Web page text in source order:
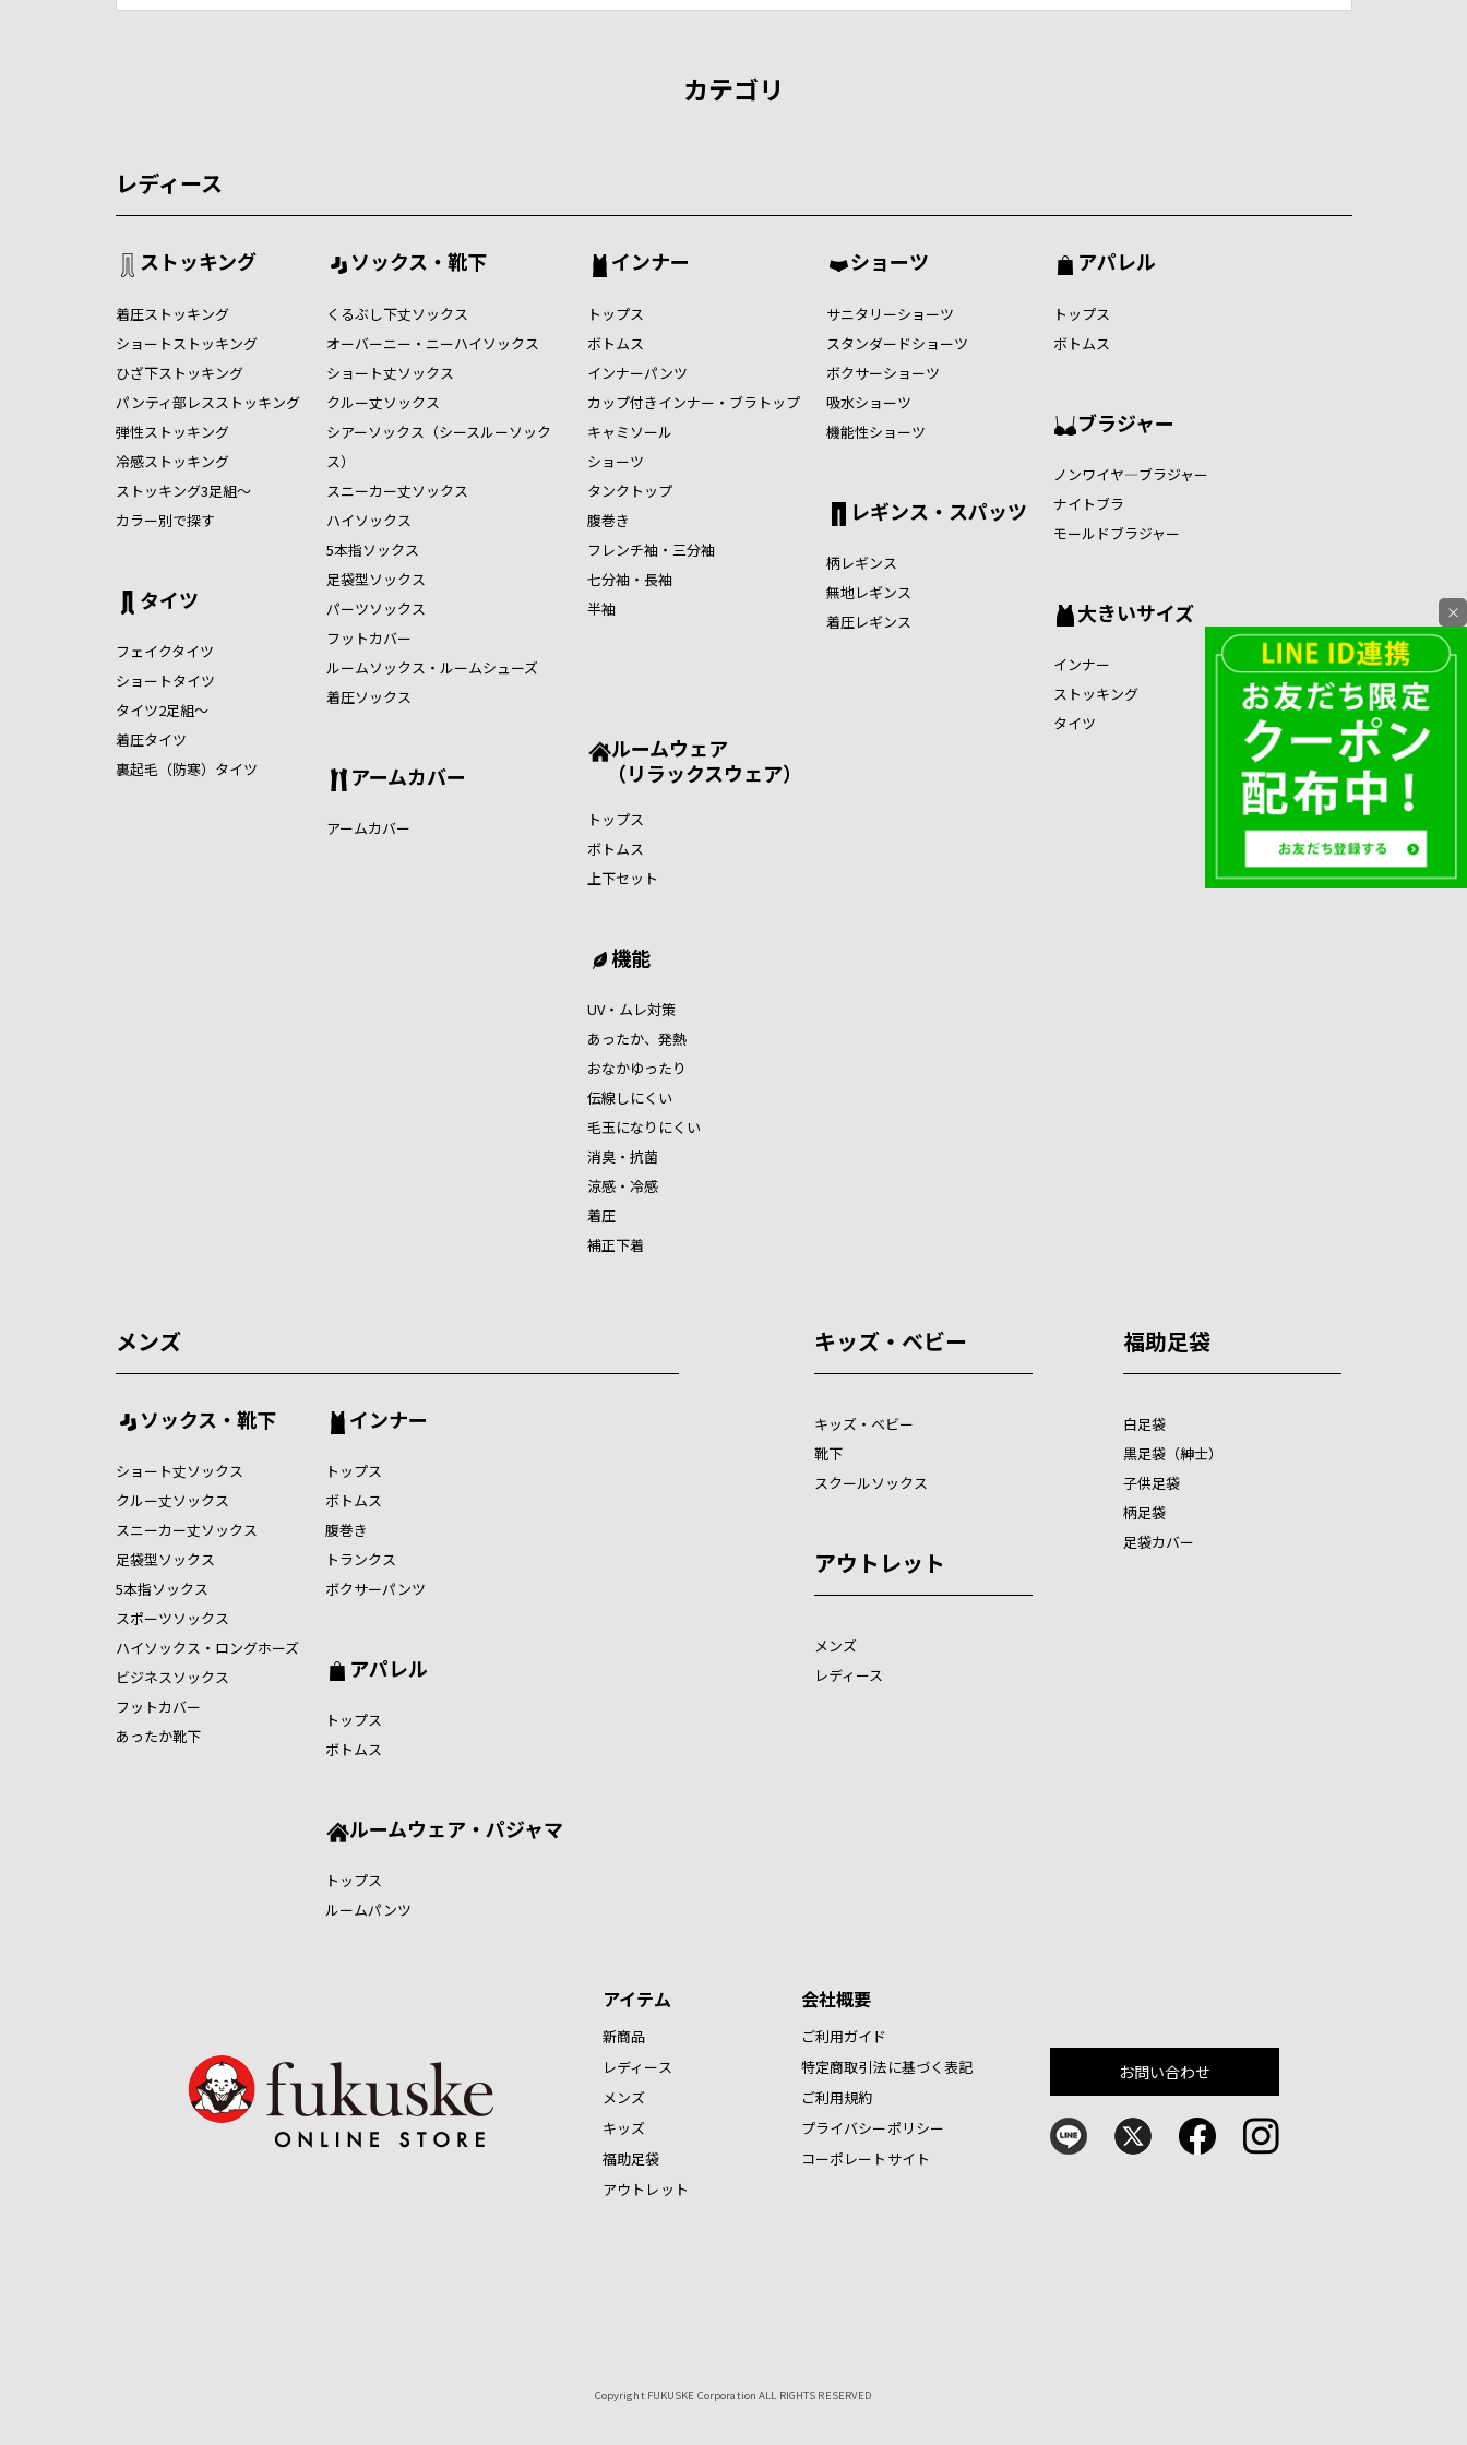
カテゴリ
レディース
ストッキング
着圧ストッキング
ショートストッキング
ひざ下ストッキング
パンティ部レスストッキング
弾性ストッキング
冷感ストッキング
ストッキング3足組～
カラー別で探す
タイツ
フェイクタイツ
ショートタイツ
タイツ2足組～
着圧タイツ
裏起毛（防寒）タイツ
ソックス・靴下
くるぶし下丈ソックス
オーバーニー・ニーハイソックス
ショート丈ソックス
クルー丈ソックス
シアーソックス（シースルーソック
ス）
スニーカー丈ソックス
ハイソックス
5本指ソックス
足袋型ソックス
パーツソックス
フットカバー
ルームソックス・ルームシューズ
着圧ソックス
アームカバー
アームカバー
インナー
トップス
ボトムス
インナーパンツ
カップ付きインナー・ブラトップ
キャミソール
ショーツ
タンクトップ
腹巻き
フレンチ袖・三分袖
七分袖・長袖
半袖
ショーツ
サニタリーショーツ
スタンダードショーツ
ボクサーショーツ
吸水ショーツ
機能性ショーツ
レギンス・スパッツ
柄レギンス
無地レギンス
着圧レギンス
アパレル
トップス
ボトムス
ブラジャー
ノンワイヤ―ブラジャー
ナイトブラ
モールドブラジャー
大きいサイズ
インナー
ストッキング
タイツ
ルームウェア
（リラックスウェア）
トップス
ボトムス
上下セット
機能
UV・ムレ対策
あったか、発熱
おなかゆったり
伝線しにくい
毛玉になりにくい
消臭・抗菌
涼感・冷感
着圧
補正下着
メンズ
ソックス・靴下
ショート丈ソックス
クルー丈ソックス
スニーカー丈ソックス
足袋型ソックス
5本指ソックス
スポーツソックス
ハイソックス・ロングホーズ
ビジネスソックス
フットカバー
あったか靴下
インナー
トップス
ボトムス
腹巻き
トランクス
ボクサーパンツ
アパレル
トップス
ボトムス
ルームウェア・パジャマ
トップス
ルームパンツ
キッズ・ベビー
キッズ・ベビー
靴下
スクールソックス
アウトレット
メンズ
レディース
福助足袋
白足袋
黒足袋（紳士）
子供足袋
柄足袋
足袋カバー
アイテム
新商品
レディース
メンズ
キッズ
福助足袋
アウトレット
会社概要
ご利用ガイド
特定商取引法に基づく表記
ご利用規約
プライバシーポリシー
コーポレートサイト
お問い合わせ
Copyright FUKUSKE Corporation ALL RIGHTS RESERVED
×